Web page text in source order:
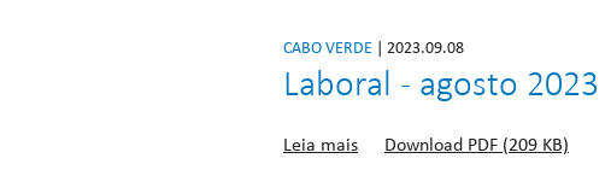
CABO VERDE | 2023.09.08
Laboral - agosto 2023
Leia mais Download PDF (209 KB)